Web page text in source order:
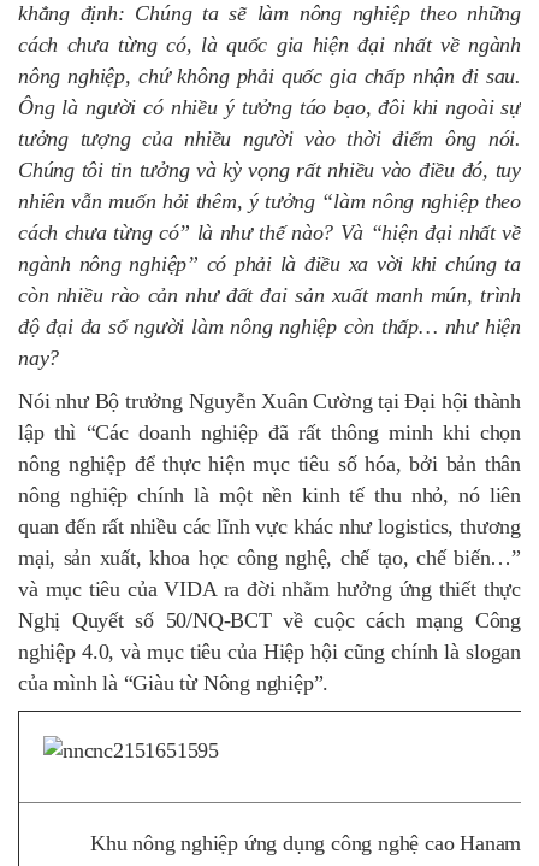
khẳng định: Chúng ta sẽ làm nông nghiệp theo những
cách chưa từng có, là quốc gia hiện đại nhất về ngành
nông nghiệp, chứ không phải quốc gia chấp nhận đi sau.
Ông là người có nhiều ý tưởng táo bạo, đôi khi ngoài sự
tưởng tượng của nhiều người vào thời điểm ông nói.
Chúng tôi tin tưởng và kỳ vọng rất nhiều vào điều đó, tuy
nhiên vẫn muốn hỏi thêm, ý tưởng “làm nông nghiệp theo
cách chưa từng có” là như thế nào? Và “hiện đại nhất về
ngành nông nghiệp” có phải là điều xa vời khi chúng ta
còn nhiều rào cản như đất đai sản xuất manh mún, trình
độ đại đa số người làm nông nghiệp còn thấp… như hiện
nay?
Nói như Bộ trưởng Nguyễn Xuân Cường tại Đại hội thành
lập thì “Các doanh nghiệp đã rất thông minh khi chọn
nông nghiệp để thực hiện mục tiêu số hóa, bởi bản thân
nông nghiệp chính là một nền kinh tế thu nhỏ, nó liên
quan đến rất nhiều các lĩnh vực khác như logistics, thương
mại, sản xuất, khoa học công nghệ, chế tạo, chế biến…”
và mục tiêu của VIDA ra đời nhằm hưởng ứng thiết thực
Nghị Quyết số 50/NQ-BCT về cuộc cách mạng Công
nghiệp 4.0, và mục tiêu của Hiệp hội cũng chính là slogan
của mình là “Giàu từ Nông nghiệp”.
Khu nông nghiệp ứng dụng công nghệ cao Hanam